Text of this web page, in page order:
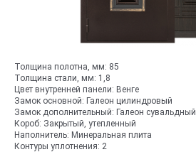
Толщина полотна, мм: 85
Толщина стали, мм: 1,8
Цвет внутренней панели: Венге
Замок основной: Галеон цилиндровый
Замок дополнительный: Галеон сувальдный
Короб: Закрытый, утепленный
Наполнитель: Минеральная плита
Контуры уплотнения: 2